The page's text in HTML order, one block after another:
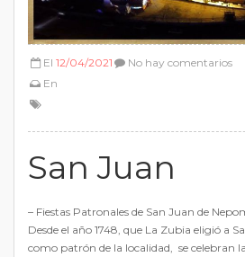
El 12/04/2021
En
No hay comentarios
San Juan
– Fiestas Patronales de San Juan de
Desde el año 1748, que La Zubia eligió a
como patrón de la localidad, se celebran